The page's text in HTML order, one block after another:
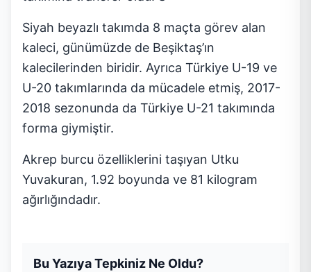
Siyah beyazlı takımda 8 maçta görev alan
kaleci, günümüzde de Beşiktaş’ın
kalecilerinden biridir. Ayrıca Türkiye U-19 ve
U-20 takımlarında da mücadele etmiş, 2017-
2018 sezonunda da Türkiye U-21 takımında
forma giymiştir.
Akrep burcu özelliklerini taşıyan Utku
Yuvakuran, 1.92 boyunda ve 81 kilogram
ağırlığındadır.
Bu Yazıya Tepkiniz Ne Oldu?